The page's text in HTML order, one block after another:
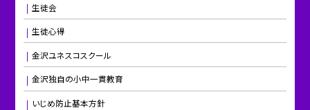
生徒会
生徒心得
金沢ユネスコスクール
金沢独自の小中一貫教育
いじめ防止基本方針